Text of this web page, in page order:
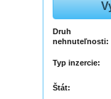
Druh
nehnuteľnosti:
Typ inzercie:
Štát: